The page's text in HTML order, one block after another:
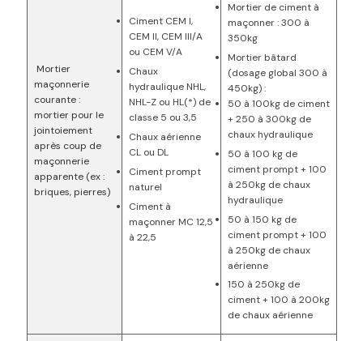
Mortier
maçonnerie
courante :
mortier pour le
jointoiement
après coup de
maçonnerie
apparente (ex :
briques, pierres)
Ciment CEM I,
CEM II, CEM III/A
ou CEM V/A
Chaux
hydraulique NHL,
NHL-Z ou HL(*) de
classe 5 ou 3,5
Chaux aérienne
CL ou DL
Ciment prompt
naturel
Ciment à
maçonner MC 12,5
à 22,5
Mortier de ciment à
maçonner : 300 à
350kg
Mortier bâtard
(dosage global 300 à
450kg) :
50 à 100kg de ciment
+ 250 à 300kg de
chaux hydraulique
50 à 100 kg de
ciment prompt + 100
à 250kg de chaux
hydraulique
50 à 150 kg de
ciment prompt + 100
à 250kg de chaux
aérienne
150 à 250kg de
ciment + 100 à 200kg
de chaux aérienne